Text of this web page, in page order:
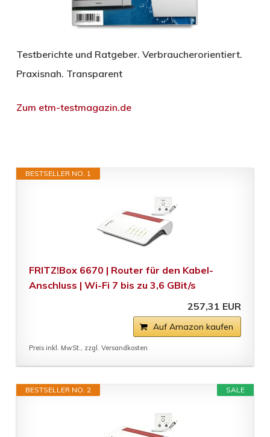
Testberichte und Ratgeber. Verbraucherorientiert.
Praxisnah. Transparent
Zum etm-testmagazin.de
BESTSELLER NO. 1
FRITZ!Box 6670 | Router für den Kabel-
Anschluss | Wi-Fi 7 bis zu 3,6 GBit/s
257,31 EUR
Auf Amazon kaufen
Preis inkl. MwSt., zzgl. Versandkosten
SALE
BESTSELLER NO. 2